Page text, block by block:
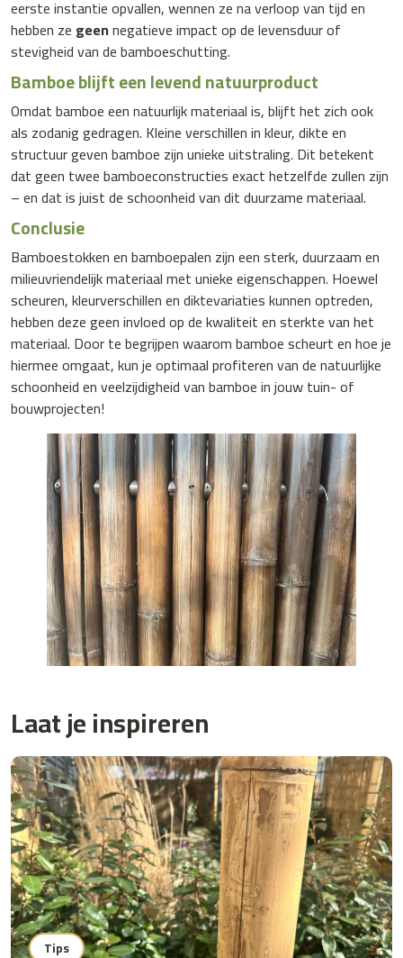
eerste instantie opvallen, wennen ze na verloop van tijd en
hebben ze geennegatieve impact op de levensduur of
stevigheid van de bamboeschutting.
Bamboe blijft een levend natuurproduct
Omdat bamboe een natuurlijk materiaal is, blijft het zich ook
als zodanig gedragen. Kleine verschillen in kleur, dikte en
structuur geven bamboe zijn unieke uitstraling. Dit betekent
dat geen twee bamboeconstructies exact hetzelfde zullen zijn
– en dat is juist de schoonheid van dit duurzame materiaal.
Conclusie
Bamboestokkenenbamboepalen zijn een sterk, duurzaam en
milieuvriendelijk materiaal met unieke eigenschappen. Hoewel
scheuren, kleurverschillen en diktevariaties kunnen optreden,
hebben deze geen invloed op de kwaliteit en sterkte van het
materiaal. Door te begrijpen waarom bamboe scheurt en hoe je
hiermee omgaat, kun je optimaal profiteren van de natuurlijke
schoonheid en veelzijdigheid van bamboe in jouw tuin- of
bouwprojecten!
Laat je inspireren
Tips